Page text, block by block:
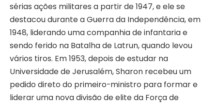
sérias ações militares a partir de 1947, e ele se
destacou durante a Guerra da Independência, em
1948, liderando uma companhia de infantaria e
sendo ferido na Batalha de Latrun, quando levou
vários tiros. Em 1953, depois de estudar na
Universidade de Jerusalém, Sharon recebeu um
pedido direto do primeiro-ministro para formar e
liderar uma nova divisão de elite da Força de